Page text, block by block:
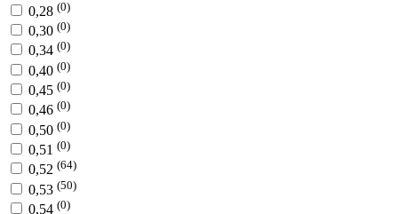
0,28 (0)
0,30 (0)
0,34 (0)
0,40 (0)
0,45 (0)
0,46 (0)
0,50 (0)
0,51 (0)
0,52 (64)
0,53 (50)
0,54 (0)